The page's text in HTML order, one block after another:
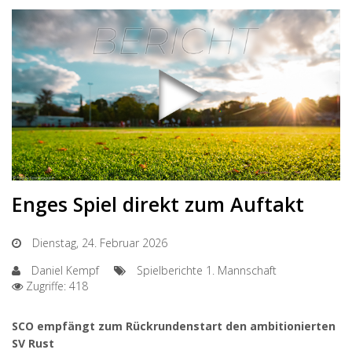
Enges Spiel direkt zum Auftakt
Dienstag, 24. Februar 2026
Daniel Kempf
Spielberichte 1. Mannschaft
Zugriffe: 418
SCO empfängt zum Rückrundenstart den ambitionierten
SV Rust
Sponsoring
goaliath